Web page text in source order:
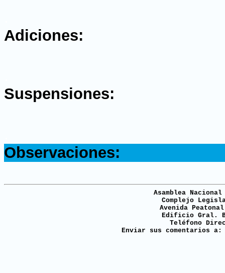
Adiciones:
Suspensiones:
Observaciones:
Asamblea
Complejo
Avenida
Edificio Gral.
Teléfono
Enviar sus comentarios